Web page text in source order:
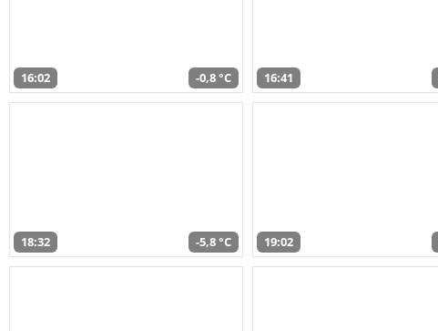
16:02 -0,8 °C 16:41
18:32 -5,8 °C 19:02